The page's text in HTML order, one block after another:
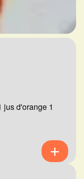
jus d'orange 1